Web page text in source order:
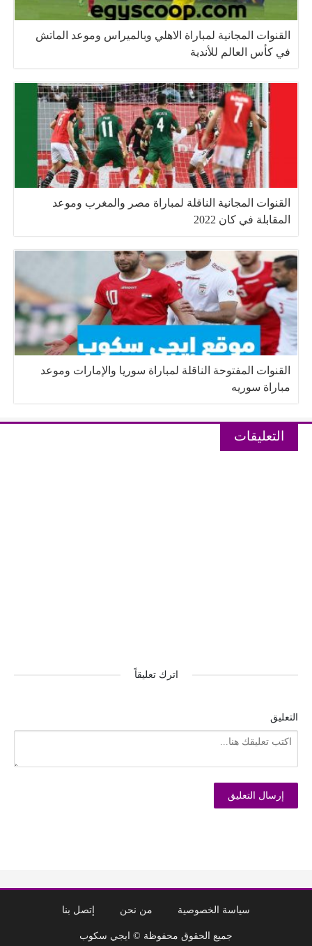
القنوات المجانية لمباراة الاهلي وبالميراس وموعد الماتش
في كأس العالم للأندية
القنوات المجانية الناقلة لمباراة مصر والمغرب وموعد
المقابلة في كان 2022
القنوات المفتوحة الناقلة لمباراة سوريا والإمارات وموعد
مباراة سوريه
التعليقات
اترك تعليقاً
التعليق
سياسة الخصوصية من نحن إتصل بنا
جميع الحقوق محفوظة © ايجي سكوب